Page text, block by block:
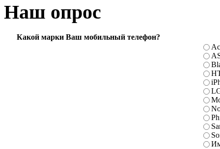
Наш опрос
Какой марки Ваш мобильный телефон?